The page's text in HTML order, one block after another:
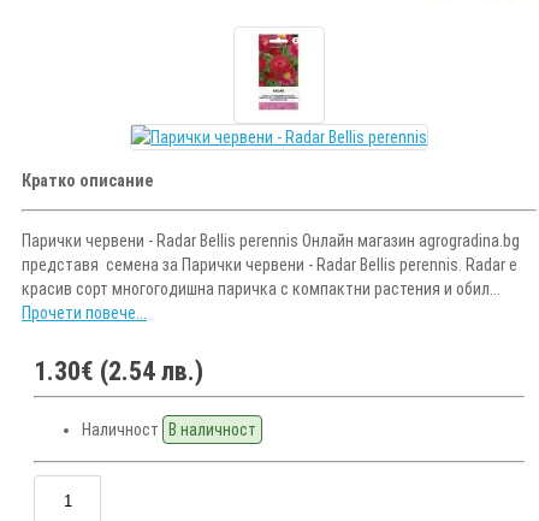
Кратко описание
Парички червени - Radar Bellis perennis Онлайн магазин agrogradina.bg
представя семена за Парички червени - Radar Bellis perennis. Radar е
красив сорт многогодишна паричка с компактни растения и обил...
Прочети повече...
1.30€ (2.54 лв.)
Наличност В наличност